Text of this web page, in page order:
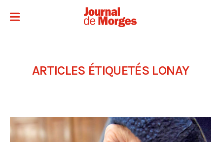
ARTICLES ÉTIQUETÉS LONAY